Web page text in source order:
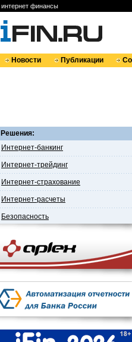
интернет финансы
Новости Публикации
Решения:
Интернет-банкинг
Интернет-трейдинг
Интернет-страхование
Интернет-расчеты
Безопасность